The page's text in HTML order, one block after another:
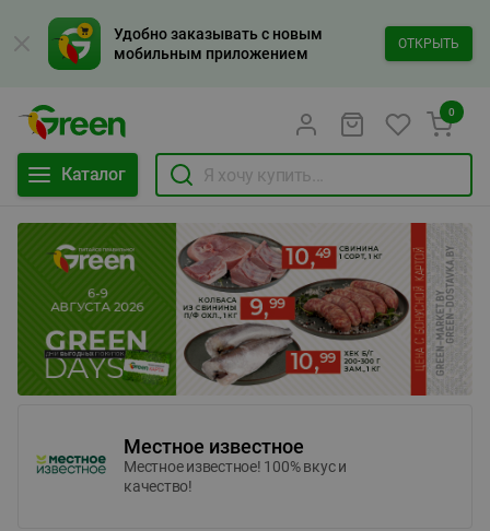
Удобно заказывать с новым
мобильным приложением
ОТКРЫТЬ
Каталог
0
Местное известное
Местное известное! 100% вкус и
качество!